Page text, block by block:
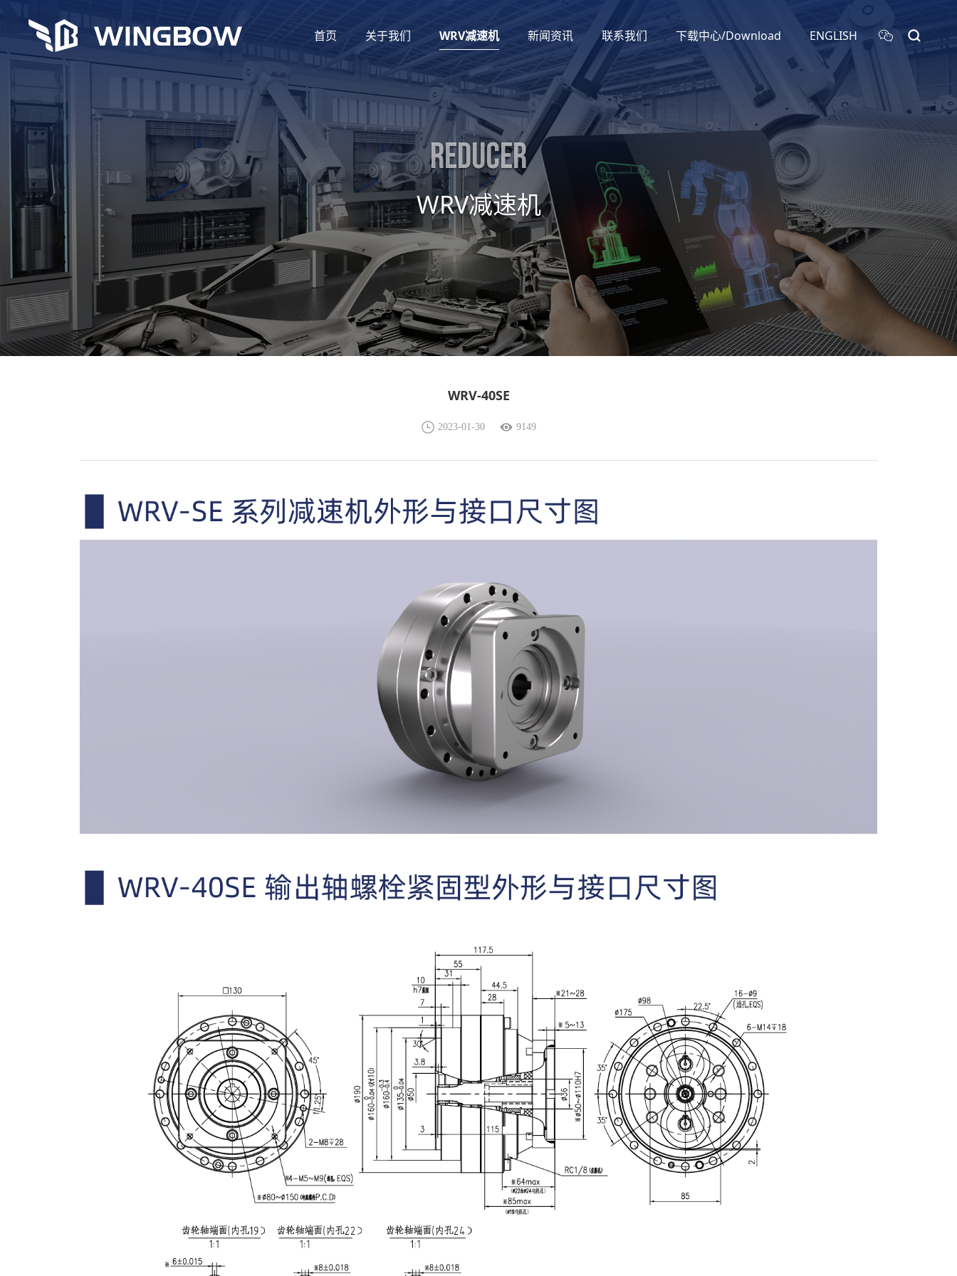
首页 关于我们 WRV减速机 新闻资讯 联系我们 下载中心/Download ENGLISH
Reducer
WRV减速机
WRV-40SE
2023-01-30 9149